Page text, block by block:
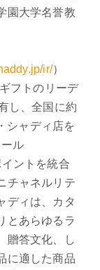
園大学名誉教
ir/）
フトのリーデ
し、全国に約
シャディ店を
ル
ントを統合
チャネルリテ
ディは、カタ
とあらゆるラ
贈答文化、し
に適した商品